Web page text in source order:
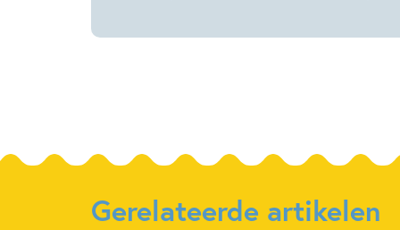
Gerelateerde artikelen